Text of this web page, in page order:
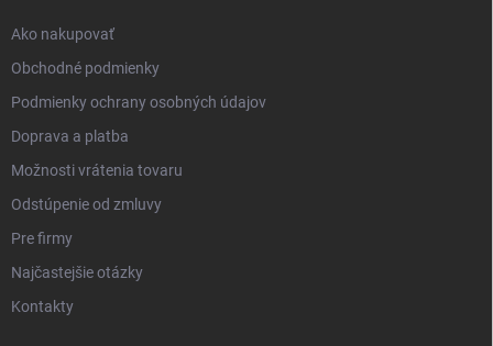
Ako nakupovať
Obchodné podmienky
Podmienky ochrany osobných údajov
Doprava a platba
Možnosti vrátenia tovaru
Odstúpenie od zmluvy
Pre firmy
Najčastejšie otázky
Kontakty